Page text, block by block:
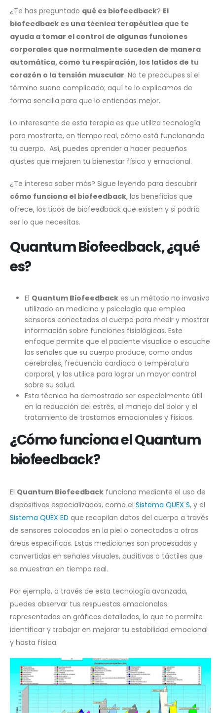
¿Te has preguntado qué es biofeedback? El
biofeedback es una técnica terapéutica que te
ayuda a tomar el control de algunas funciones
corporales que normalmente suceden de manera
automática, como tu respiración, los latidos de tu
corazón o la tensión muscular. No te preocupes si el
término suena complicado; aquí te lo explicamos de
forma sencilla para que lo entiendas mejor.
Lo interesante de esta terapia es que utiliza tecnología
para mostrarte, en tiempo real, cómo está funcionando
tu cuerpo. Así, puedes aprender a hacer pequeños
ajustes que mejoren tu bienestar físico y emocional.
¿Te interesa saber más? Sigue leyendo para descubrir
cómo funciona el biofeedback, los beneficios que
ofrece, los tipos de biofeedback que existen y si podría
ser lo que necesitas.
QuantumBiofeedback, ¿qué
es?
El Quantum Biofeedbackes un método no invasivo
utilizado en medicina y psicología que emplea
sensores conectados al cuerpo para medir y mostrar
información sobre funciones fisiológicas. Este
enfoque permite que el paciente visualice o escuche
las señales que su cuerpo produce, como ondas
cerebrales, frecuencia cardíaca o temperatura
corporal, y las utilice para lograr un mayor control
sobre su salud.
Esta técnica ha demostrado ser especialmente útil
en la reducción del estrés, el manejo del dolor y el
tratamiento de trastornos emocionales y físicos.
¿Cómo funciona elQuantum
biofeedback?
El Quantum Biofeedback funciona mediante el uso de
dispositivos especializados, como el Sistema QUEX S, y el
Sistema QUEX ED que recopilan datos del cuerpo a través
de sensores colocados en la piel o conectados a otras
áreas específicas. Estas mediciones son procesadas y
convertidas en señales visuales, auditivas o táctiles que
se muestran en tiempo real.
Por ejemplo, a través de esta tecnología avanzada,
puedes observar tus respuestas emocionales
representadas en gráficos detallados, lo que te permite
identificar y trabajar en mejorar tu estabilidad emocional
y hasta física.